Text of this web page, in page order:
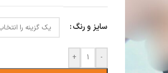
سایز و رنگ
-
+